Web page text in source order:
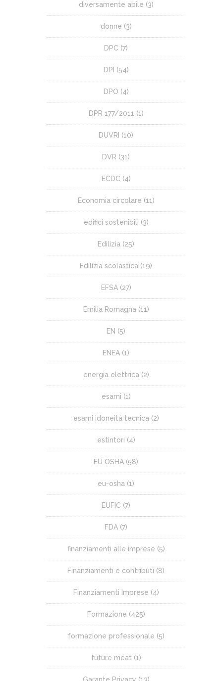
diversamente abile (3)
donne (3)
DPC (7)
DPI (54)
DPO (4)
DPR 177/2011 (1)
DUVRI (10)
DVR (31)
ECDC (4)
Economia circolare (11)
edifici sostenibili (3)
Edilizia (25)
Edilizia scolastica (19)
EFSA(27)
Emilia Romagna(11)
EN (5)
ENEA (1)
energia elettrica(2)
esami (1)
esami idoneità tecnica(2)
estintori (4)
EU OSHA (58)
eu-osha (1)
EUFIC (7)
FDA (7)
finanziamenti alle imprese (5)
Finanziamenti e contributi (8)
Finanziamenti Imprese (4)
Formazione (425)
formazione professionale (5)
future meat(1)